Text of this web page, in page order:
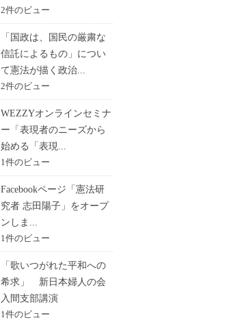
2件のビュー
「国政は、国民の厳粛な
信託によるもの」につい
て憲法が描く政治...
2件のビュー
WEZZYオンラインセミナ
ー「表現者のニーズから
始める「表現...
1件のビュー
Facebookページ「憲法研
究者 志田陽子」をオープ
ンしま...
1件のビュー
「歌いつがれた平和への
希求」 新日本婦人の会
入間支部講演
1件のビュー